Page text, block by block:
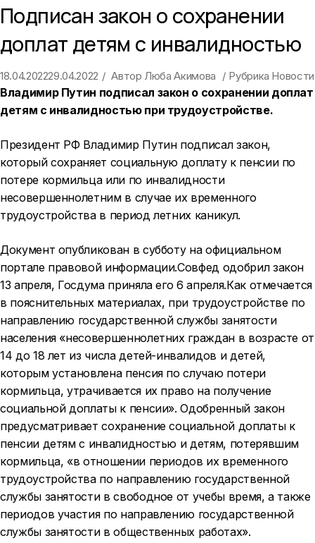
Подписан закон о сохранении
доплат детям с инвалидностью
18.04.202229.04.2022 Автор Люба Акимова Рубрика Новости
Владимир Путин подписал закон о сохранении доплат
детям с инвалидностью при трудоустройстве.
Президент РФ Владимир Путин подписал закон,
который сохраняет социальную доплату к пенсии по
потере кормильца или по инвалидности
несовершеннолетним в случае их временного
трудоустройства в период летних каникул.
Документ опубликован в субботу на официальном
портале правовой информации.Совфед одобрил закон
13 апреля, Госдума приняла его 6 апреля.Как отмечается
в пояснительных материалах, при трудоустройстве по
направлению государственной службы занятости
населения «несовершеннолетних граждан в возрасте от
14 до 18 лет из числа детей-инвалидов и детей,
которым установлена пенсия по случаю потери
кормильца, утрачивается их право на получение
социальной доплаты к пенсии». Одобренный закон
предусматривает сохранение социальной доплаты к
пенсии детям с инвалидностью и детям, потерявшим
кормильца, «в отношении периодов их временного
трудоустройства по направлению государственной
службы занятости в свободное от учебы время, а также
периодов участия по направлению государственной
службы занятости в общественных работах».